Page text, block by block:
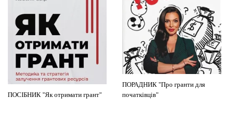
ПОРАДНИК "Про гранти для
початківців"
ПОСІБНИК "Як отримати грант"